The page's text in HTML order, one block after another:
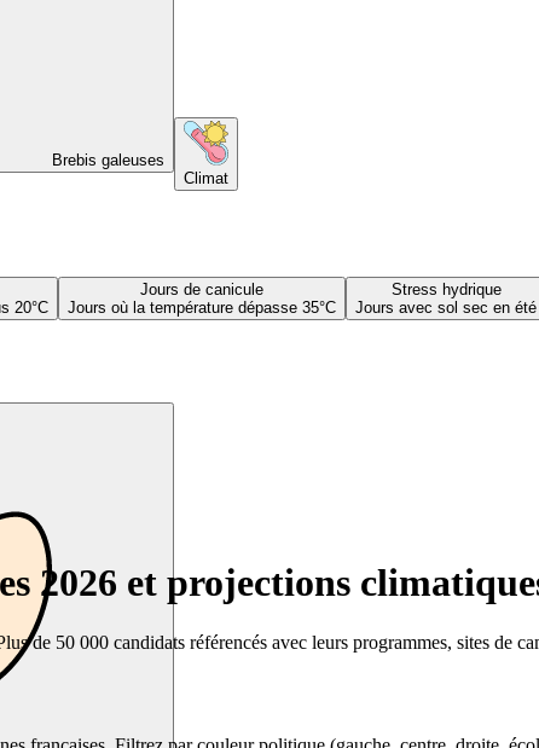
Brebis galeuses
Climat
20°C
Jours de canicule
Jours où la température dépasse 35°C
Stress hydrique
Jours avec sol sec en été
2026 et projections
de 50 000 candidats référencés avec leurs programmes, sites de